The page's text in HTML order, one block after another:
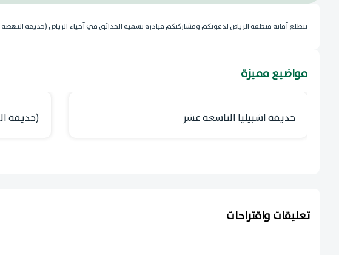
تتطلع أمانة منطقة الرياض لدعوتكم ومشاركتكم مبادرة تسمية الحدائق في أحياء الرياض (حديقة النهضة
مواضيع مميزة
حديقة اشبيليا التاسعة عشر (حديقة
تعليقات واقتراحات